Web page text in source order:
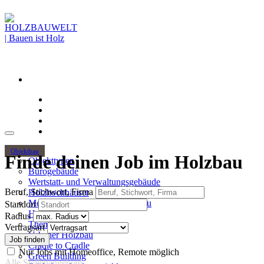
Objektbau
Objekttypen
Bürogebäude
Wertstatt- und Verwaltungsgebäude
Holzhochhäuser
Mehrgeschossiger Wohnungsbau
Hallenbau
Themen
Urbaner Holzbau
Cradle to Cradle
Green Building
Finde deinen Job im Holzbau
Beruf, Stichwort, Firma
Standort
Radius
Vertragsart
Nur Jobs mit Homeoffice, Remote möglich